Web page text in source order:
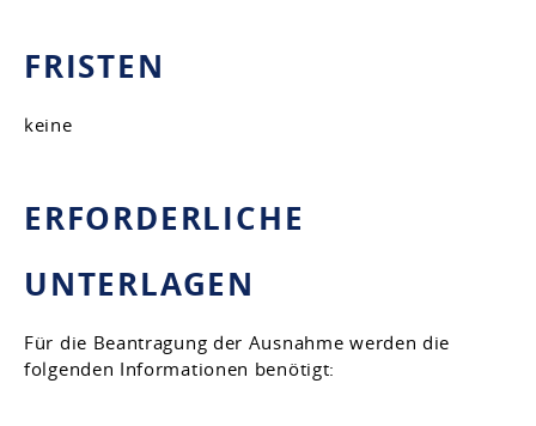
FRISTEN
keine
ERFORDERLICHE
UNTERLAGEN
Für die Beantragung der Ausnahme werden die
folgenden Informationen benötigt: